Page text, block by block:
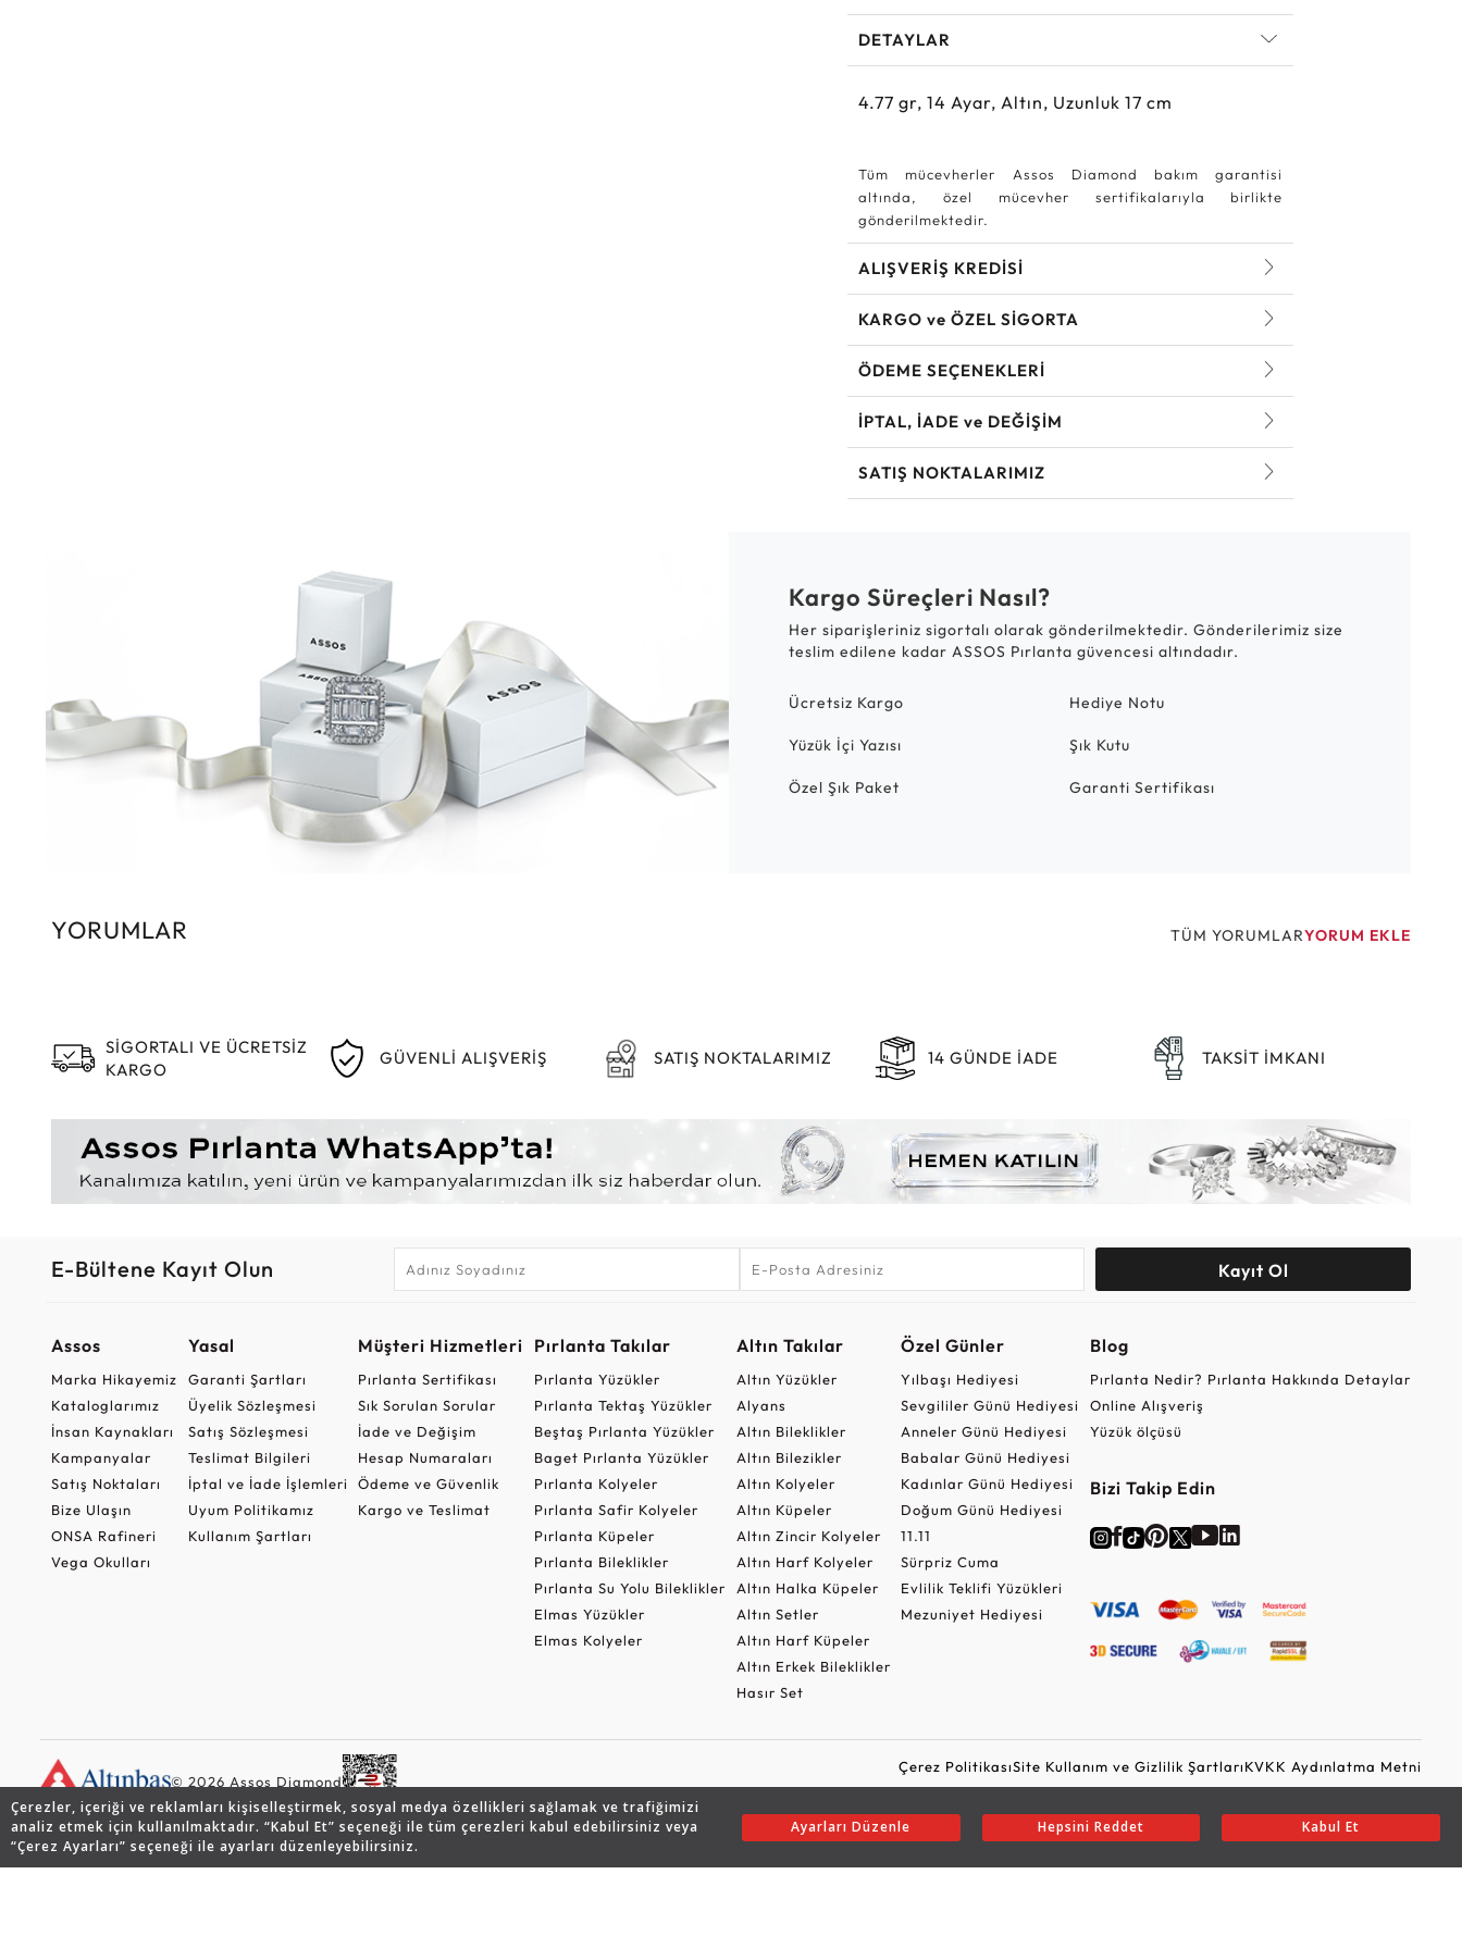
Çerezler, içeriği ve reklamları kişiselleştirmek, sosyal medya özellikleri sağlamak ve trafiğimizi
analiz etmek için kullanılmaktadır. “Kabul Et” seçeneği ile tüm çerezleri kabul edebilirsiniz veya
“Çerez Ayarları” seçeneği ile ayarları düzenleyebilirsiniz.
Ayarları Düzenle Hepsini Reddet Kabul Et
DETAYLAR
4.77gr,14Ayar, Altın, Uzunluk 17 cm
Tüm mücevherler Assos Diamond bakım garantisi
altında, özel mücevher sertifikalarıyla birlikte
gönderilmektedir.
ALIŞVERİŞ KREDİSİ
KARGO ve ÖZEL SİGORTA
ÖDEME SEÇENEKLERİ
İPTAL, İADE ve DEĞİŞİM
SATIŞ NOKTALARIMIZ
Kargo Süreçleri Nasıl?
Her siparişleriniz sigortalı olarak gönderilmektedir. Gönderilerimiz size
teslim edilene kadar ASSOS Pırlanta güvencesi altındadır.
Ücretsiz Kargo Hediye Notu
Yüzük İçi Yazısı Şık Kutu
Özel Şık Paket Garanti Sertifikası
YORUMLAR TÜM YORUMLARYORUM EKLE
SİGORTALI VE ÜCRETSİZ
KARGO
GÜVENLİ ALIŞVERİŞ SATIŞ NOKTALARIMIZ 14 GÜNDE İADE TAKSİT İMKANI
E-Bültene Kayıt Olun Kayıt Ol
Assos
Marka Hikayemiz
Kataloglarımız
İnsan Kaynakları
Kampanyalar
Satış Noktaları
Bize Ulaşın
ONSA Rafineri
Vega Okulları
Yasal
Garanti Şartları
Üyelik Sözleşmesi
Satış Sözleşmesi
Teslimat Bilgileri
İptal ve İade İşlemleri
Uyum Politikamız
Kullanım Şartları
Müşteri Hizmetleri
Pırlanta Sertifikası
Sık Sorulan Sorular
İade ve Değişim
Hesap Numaraları
Ödeme ve Güvenlik
Kargo ve Teslimat
Pırlanta Takılar
Pırlanta Yüzükler
Pırlanta Tektaş Yüzükler
Beştaş Pırlanta Yüzükler
Baget Pırlanta Yüzükler
Pırlanta Kolyeler
Pırlanta Safir Kolyeler
Pırlanta Küpeler
Pırlanta Bileklikler
Pırlanta Su Yolu Bileklikler
Elmas Yüzükler
Elmas Kolyeler
Altın Takılar
Altın Yüzükler
Alyans
Altın Bileklikler
Altın Bilezikler
Altın Kolyeler
Altın Küpeler
Altın Zincir Kolyeler
Altın Harf Kolyeler
Altın Halka Küpeler
Altın Setler
Altın Harf Küpeler
Altın Erkek Bileklikler
Hasır Set
Özel Günler
Yılbaşı Hediyesi
Sevgililer Günü Hediyesi
Anneler Günü Hediyesi
Babalar Günü Hediyesi
Kadınlar Günü Hediyesi
Doğum Günü Hediyesi
11.11
Sürpriz Cuma
Evlilik Teklifi Yüzükleri
Mezuniyet Hediyesi
Blog
Pırlanta Nedir? Pırlanta Hakkında Detaylar
Online Alışveriş
Yüzük ölçüsü
Bizi Takip Edin
© 2026 Assos Diamond
Çerez PolitikasıSite Kullanım ve Gizlilik ŞartlarıKVKK Aydınlatma Metni